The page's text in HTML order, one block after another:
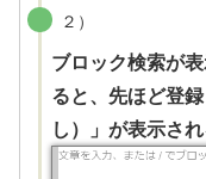
２）
ブロック検索が
ると、先ほど登
し）」が表示さ